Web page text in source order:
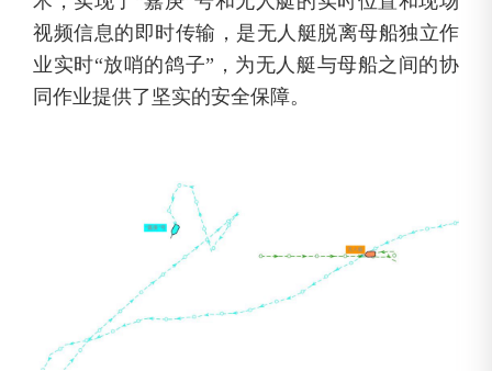
视频信息的即时传输，是无人艇脱离母船独立作
业实时“放哨的鸽子”，为无人艇与母船之间的协
同作业提供了坚实的安全保障。